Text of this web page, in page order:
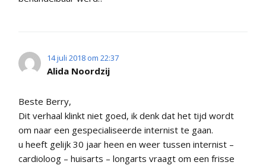
14 juli 2018 om 22:37
Alida Noordzij
Beste Berry,
Dit verhaal klinkt niet goed, ik denk dat het tijd wordt
om naar een gespecialiseerde internist te gaan.
u heeft gelijk 30 jaar heen en weer tussen internist –
cardioloog – huisarts – longarts vraagt om een frisse